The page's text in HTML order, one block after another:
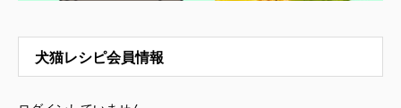
犬猫レシピ会員情報